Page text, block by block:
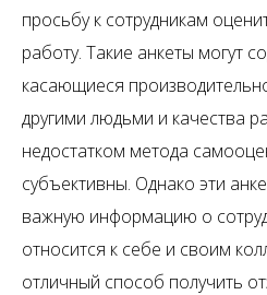
просьбу к сотрудникам
работу. Такие анкеты могут
касающиеся
другими людьми и качества
недостатком метода
субъективны. Однако эти
важную информацию о
относится к себе и своим
отличный способ получить